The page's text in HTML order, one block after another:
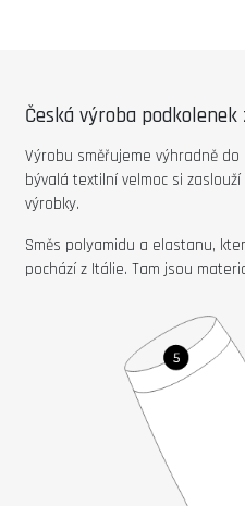
Česká výroba
Výrobu směřujeme výhradně do
bývalá textilní velmoc si
výrobky.
Směs polyamidu a elastanu,
pochází z Itálie. Tam jsou